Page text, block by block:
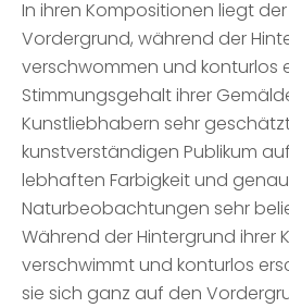
In ihren Kompositionen liegt
Vordergrund, während der
verschwommen und konturlos
Stimmungsgehalt ihrer
Kunstliebhabern sehr
kunstverständigen Publikum
lebhaften Farbigkeit und
Naturbeobachtungen sehr
Während der Hintergrund ihrer
verschwimmt und konturlos
sie sich ganz auf den